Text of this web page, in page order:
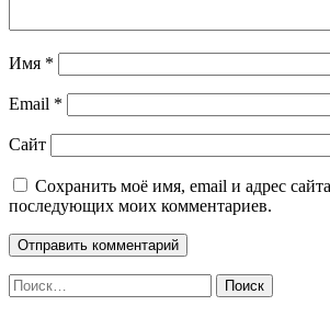
Имя *
Email *
Сайт
Сохранить моё имя, email и адрес
последующих моих комментариев.
Найти: